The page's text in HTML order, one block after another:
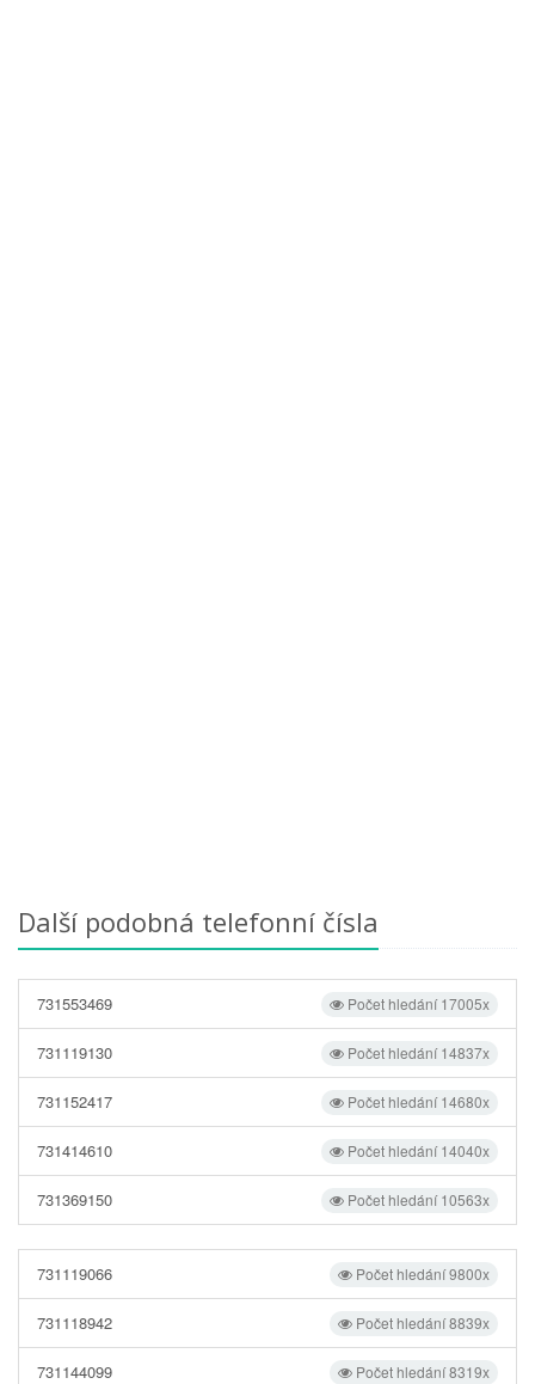
Další podobná telefonní čísla
Počet hledání 17005x
731553469
Počet hledání 14837x
731119130
Počet hledání 14680x
731152417
Počet hledání 14040x
731414610
Počet hledání 10563x
731369150
Počet hledání 9800x
731119066
Počet hledání 8839x
731118942
Počet hledání 8319x
731144099